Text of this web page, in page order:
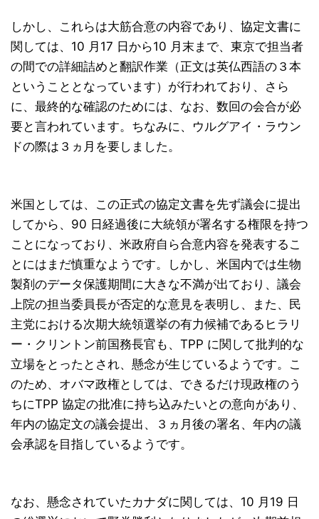
しかし、これらは大筋合意の内容であり、協定文書に
関しては、10 月17 日から10 月末まで、東京で担当者
の間での詳細詰めと翻訳作業（正文は英仏西語の３本
ということとなっています）が行われており、さら
に、最終的な確認のためには、なお、数回の会合が必
要と言われています。ちなみに、ウルグアイ・ラウン
ドの際は３ヵ月を要しました。
米国としては、この正式の協定文書を先ず議会に提出
してから、90 日経過後に大統領が署名する権限を持つ
ことになっており、米政府自ら合意内容を発表するこ
とにはまだ慎重なようです。しかし、米国内では生物
製剤のデータ保護期間に大きな不満が出ており、議会
上院の担当委員長が否定的な意見を表明し、また、民
主党における次期大統領選挙の有力候補であるヒラリ
ー・クリントン前国務長官も、TPP に関して批判的な
立場をとったとされ、懸念が生じているようです。こ
のため、オバマ政権としては、できるだけ現政権のう
ちにTPP 協定の批准に持ち込みたいとの意向があり、
年内の協定文の議会提出、３ヵ月後の署名、年内の議
会承認を目指しているようです。
なお、懸念されていたカナダに関しては、10 月19 日